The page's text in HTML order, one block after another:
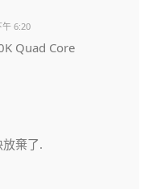
午 6:20
Quad Core
棄了.